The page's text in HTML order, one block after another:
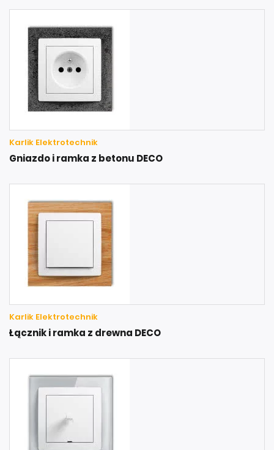
Karlik Elektrotechnik
Gniazdo i ramka z betonu DECO
Karlik Elektrotechnik
Łącznik i ramka z drewna DECO